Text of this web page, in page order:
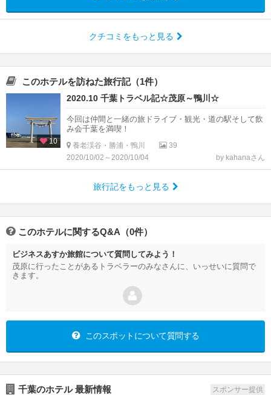
クチコミをもっと見る
このホテルを訪ねた旅行記（1件）
10
2020.10 千葉トラベル記☆茂原～鴨川☆
今回は仲間と一緒の旅ドライブ・観光・道の駅そして飲
み会千葉を満喫！
養老渓谷・勝浦・鴨川
39
2020/10/02～2020/10/04
by kahanaさん
旅行記をもっと見る
このホテルに関するQ&A（0件）
ビジネスあすか旅館について質問してみよう！
茂原に行ったことがあるトラベラーのみなさんに、いっせいに質問で
きます。
このスポットについて質問する
千葉のホテル 最新情報 スポンサー提供